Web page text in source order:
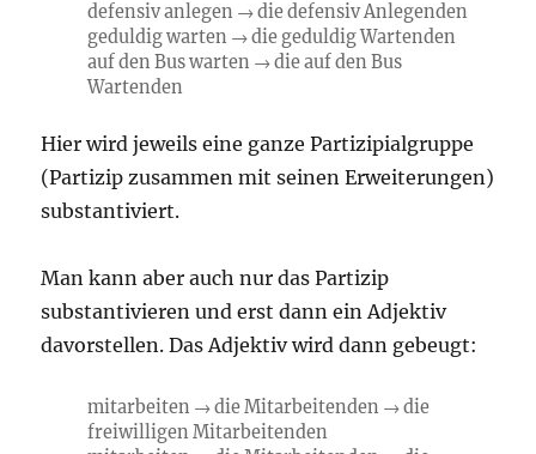
defensiv anlegen → die defensiv Anlegenden
geduldig warten → die geduldig Wartenden
auf den Bus warten → die auf den Bus
Wartenden
Hier wird jeweils eine ganze Partizipialgruppe
(Partizip zusammen mit seinen Erweiterungen)
substantiviert.
Man kann aber auch nur das Partizip
substantivieren und erst dann ein Adjektiv
davorstellen. Das Adjektiv wird dann gebeugt:
mitarbeiten → die Mitarbeitenden → die
freiwilligen Mitarbeitenden